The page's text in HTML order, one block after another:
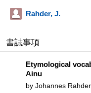
Rahder, J.
書誌事項
Etymological
Ainu
by Johannes Rahder